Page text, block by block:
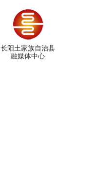
长阳土家族自治县
融媒体中心